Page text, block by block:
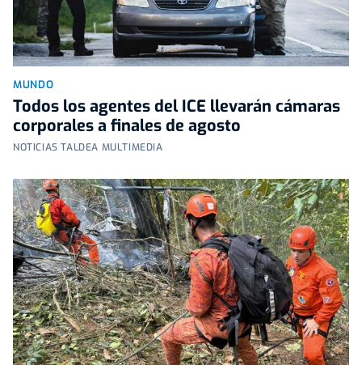
MUNDO
Todos los agentes del ICE llevarán cámaras
corporales a finales de agosto
NOTICIAS TALDEA MULTIMEDIA